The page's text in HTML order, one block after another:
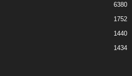
6380
1752
1440
1434